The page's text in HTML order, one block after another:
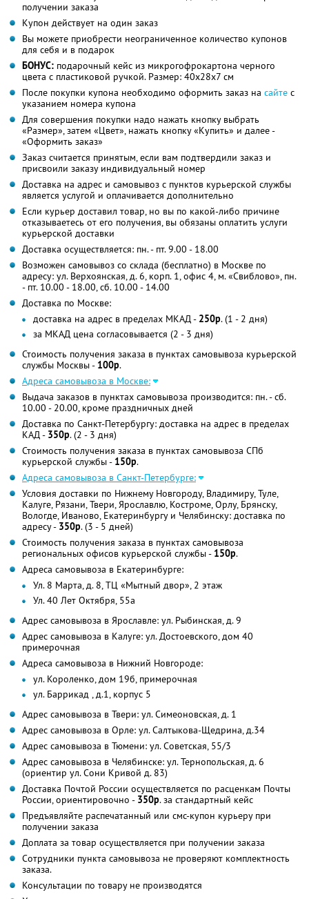
получении заказа
Купон действует на один заказ
Вы можете приобрести неограниченное количество купонов
для себя и в подарок
БОНУС: подарочный кейс из микрогофрокартона черного
цвета с пластиковой ручкой. Размер: 40х28х7 см
После покупки купона необходимо оформить заказ на сайте с
указанием номера купона
Для совершения покупки надо нажать кнопку выбрать
«Размер», затем «Цвет», нажать кнопку «Купить» и далее -
«Оформить заказ»
Заказ считается принятым, если вам подтвердили заказ и
присвоили заказу индивидуальный номер
Доставка на адрес и самовывоз с пунктов курьерской службы
является услугой и оплачивается дополнительно
Если курьер доставил товар, но вы по какой-либо причине
отказываетесь от его получения, вы обязаны оплатить услуги
курьерской доставки
Доставка осуществляется: пн. - пт. 9.00 - 18.00
Возможен самовывоз со склада (бесплатно) в Москве по
адресу: ул. Верхоянская, д. 6, корп. 1, офис 4, м. «Свиблово», пн.
- пт. 10.00 - 18.00, сб. 10.00 - 14.00
Доставка по Москве:
доставка на адрес в пределах МКАД - 250р. (1 - 2 дня)
за МКАД цена согласовывается (2 - 3 дня)
Стоимость получения заказа в пунктах самовывоза курьерской
службы Москвы - 100р.
Адреса самовывоза в Москве:
Выдача заказов в пунктах самовывоза производится: пн. - сб.
10.00 - 20.00, кроме праздничных дней
Доставка по Санкт-Петербургу: доставка на адрес в пределах
КАД - 350р. (2 - 3 дня)
Стоимость получения заказа в пунктах самовывоза СПб
курьерской службы - 150р.
Адреса самовывоза в Санкт-Петербурге:
Условия доставки по Нижнему Новгороду, Владимиру, Туле,
Калуге, Рязани, Твери, Ярославлю, Костроме, Орлу, Брянску,
Вологде, Иваново, Екатеринбургу и Челябинску: доставка по
адресу - 350р. (3 - 5 дней)
Стоимость получения заказа в пунктах самовывоза
региональных офисов курьерской службы - 150р.
Адреса самовывоза в Екатеринбурге:
Ул. 8 Марта, д. 8, ТЦ «Мытный двор», 2 этаж
Ул. 40 Лет Октября, 55а
Адрес самовывоза в Ярославле: ул. Рыбинская, д. 9
Адрес самовывоза в Калуге: ул. Достоевского, дом 40
примерочная
Адреса самовывоза в Нижний Новгороде:
ул. Короленко, дом 19б, примерочная
ул. Баррикад , д.1, корпус 5
Адрес самовывоза в Твери: ул. Симеоновская, д. 1
Адрес самовывоза в Орле: ул. Салтыкова-Щедрина, д.34
Адрес самовывоза в Тюмени: ул. Советская, 55/3
Адрес самовывоза в Челябинске: ул. Тернопольская, д. 6
(ориентир ул. Сони Кривой д. 83)
Доставка Почтой России осуществляется по расценкам Почты
России, ориентировочно - 350р. за стандартный кейс
Предъявляйте распечатанный или смс-купон курьеру при
получении заказа
Доплата за товар осуществляется при получении заказа
Сотрудники пункта самовывоза не проверяют комплектность
заказа.
Консультации по товару не производятся